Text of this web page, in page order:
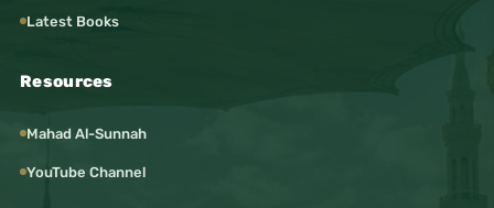
Latest Books
Resources
Mahad Al-Sunnah
YouTube Channel